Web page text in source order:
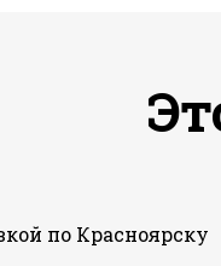
по Красноярску